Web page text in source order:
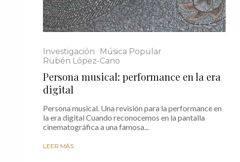
Investigación
Música Popular
Rubén López-Cano
Persona musical: performance en la era
digital
Persona musical. Una revisión para la performance en
la era digital Cuando reconocemos en la pantalla
cinematográfica a una famosa...
LEER MÁS